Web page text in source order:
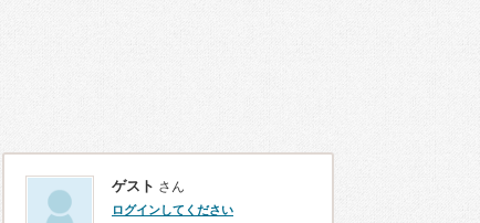
ゲスト さん
ログインしてください